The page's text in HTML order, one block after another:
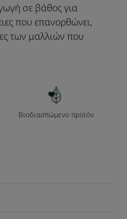
σε βάθος για
που επανορθώνει,
των μαλλιών που
Βιοδιασπώμενο προϊόν